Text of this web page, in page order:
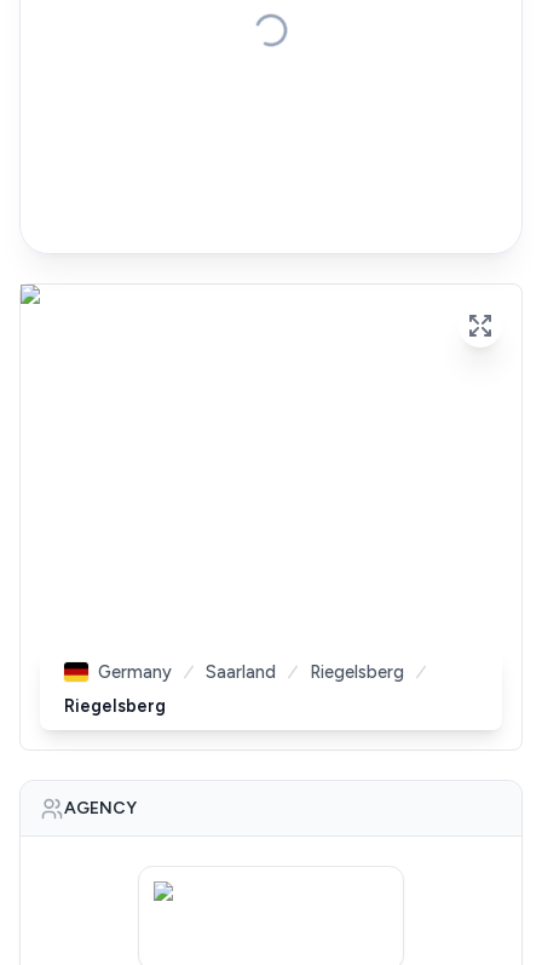
Germany Saarland
Riegelsberg
Riegelsberg
AGENCY